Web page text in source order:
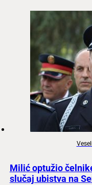
Milić optužio
slučaj ubistva na